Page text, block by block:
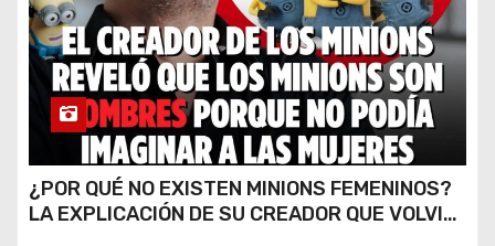
¿POR QUÉ NO EXISTEN MINIONS FEMENINOS?
LA EXPLICACIÓN DE SU CREADOR QUE VOLVIÓ